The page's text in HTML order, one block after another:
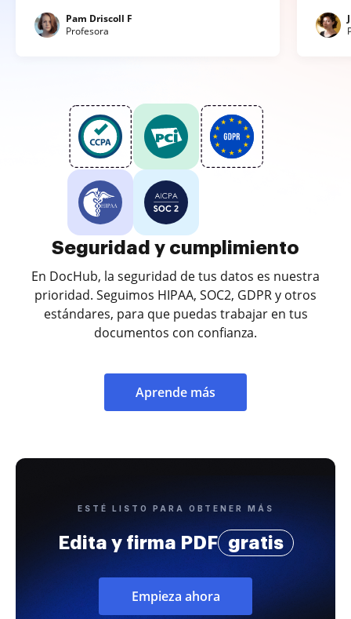
Pam Driscoll F
Profesora
Seguridad y cumplimiento
En DocHub, la seguridad de tus datos es nuestra
prioridad. Seguimos HIPAA, SOC2, GDPR y otros
estándares, para que puedas trabajar en tus
documentos con confianza.
Aprende más
ESTÉ LISTO PARA OBTENER MÁS
Edita y firma PDF gratis
Empieza ahora